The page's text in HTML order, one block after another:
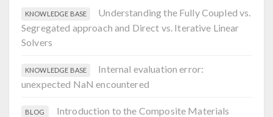
KNOWLEDGE BASE
Understanding the Fully Coupled vs.
Segregated approach and Direct vs. Iterative Linear
Solvers
KNOWLEDGE BASE
Internal evaluation error:
unexpected NaN encountered
BLOG
Introduction to the Composite Materials